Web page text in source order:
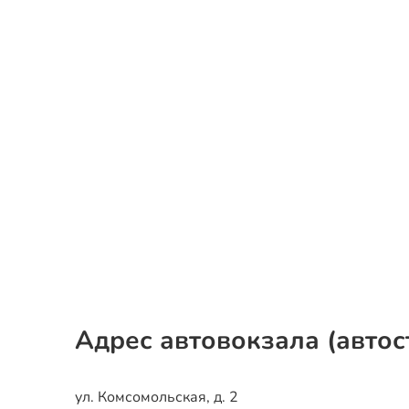
Адрес автовокзала
ул. Комсомольская, д. 2